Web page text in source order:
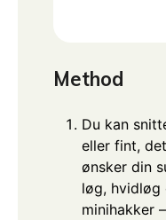
Method
Du kan
eller fint,
ønsker din
løg,
minihakker